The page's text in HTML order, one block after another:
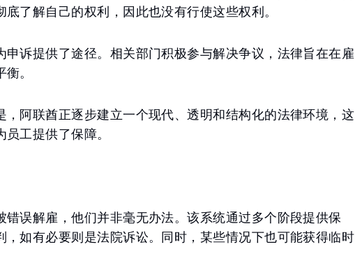
底了解自己的权利，因此也没有行使这些权利。
申诉提供了途径。相关部门积极参与解决争议，法律旨在在雇
。
，阿联酋正逐步建立一个现代、透明和结构化的法律环境，这
工提供了保障。
错误解雇，他们并非毫无办法。该系统通过多个阶段提供保
，如有必要则是法院诉讼。同时，某些情况下也可能获得临时